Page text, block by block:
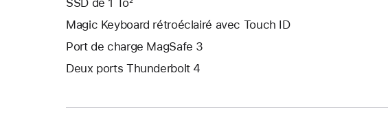
SSD de 1 To²
Magic Keyboard rétroéclairé avec Touch ID
Port de charge MagSafe 3
Deux ports Thunderbolt 4